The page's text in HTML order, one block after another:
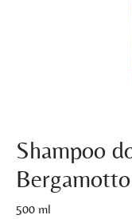
Shampoo
500 ml